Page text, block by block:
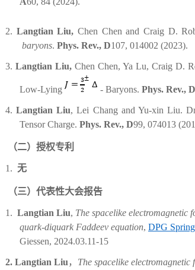
2. Langtian Liu,Chen Chen and Craig D.
baryons. Phys. Rev., D107, 014002 (2023).
3. Langtian Liu, Chen Chen, Ya Lu, Craig D.
Low-Lying - Baryons. Phys. Rev., D
4.Langtian Liu, Lei Chang and Yu-xin Liu.
Tensor Charge. Phys. Rev., D99, 074013
（二） 授权专利
1. 无
（三） 代表性大会报告
1. Langtian Liu, The spacelike electromagnetic
quark-diquark Faddeev equation, DPG
Giessen, 2024.03.11-15
2. Langtian Liu ， The spacelike